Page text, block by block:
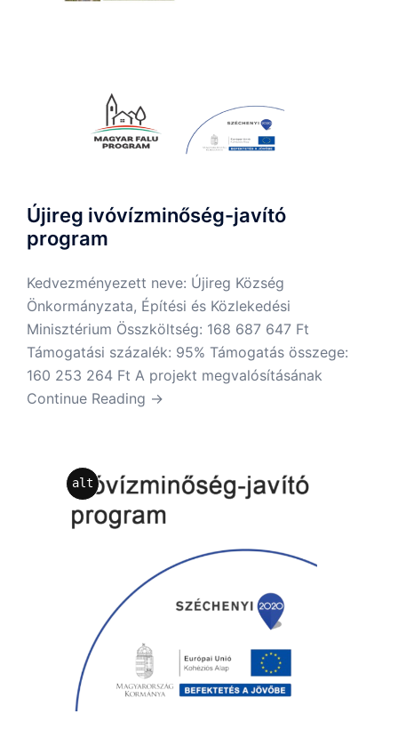
Újireg ivóvízminőség-javító
program
Kedvezményezett neve: Újireg Község
Önkormányzata, Építési és Közlekedési
Minisztérium Összköltség: 168 687 647 Ft
Támogatási százalék: 95% Támogatás összege:
160 253 264 Ft A projekt megvalósításának
Continue Reading →
alt